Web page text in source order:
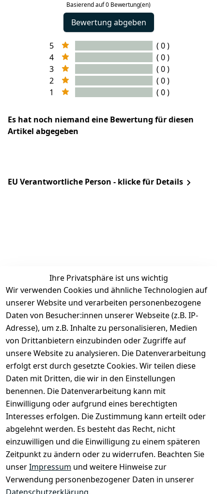
Basierend auf 0 Bewertung(en)
Bewertung abgeben
5
( 0 )
4
( 0 )
3
( 0 )
2
( 0 )
1
( 0 )
Es hat noch niemand eine Bewertung für diesen
Artikel abgegeben
EU Verantwortliche Person - klicke für Details
Ihre Privatsphäre ist uns wichtig
Wir verwenden Cookies und ähnliche Technologien auf
unserer Website und verarbeiten personenbezogene
Daten von Besucher:innen unserer Webseite (z.B. IP-
Adresse), um z.B. Inhalte zu personalisieren, Medien
von Drittanbietern einzubinden oder Zugriffe auf
unsere Website zu analysieren. Die Datenverarbeitung
erfolgt erst durch gesetzte Cookies. Wir teilen diese
Daten mit Dritten, die wir in den Einstellungen
benennen. Die Datenverarbeitung kann mit
Einwilligung oder aufgrund eines berechtigten
Interesses erfolgen. Die Zustimmung kann erteilt oder
abgelehnt werden. Es besteht das Recht, nicht
einzuwilligen und die Einwilligung zu einem späteren
Zeitpunkt zu ändern oder zu widerrufen. Beachten Sie
unserImpressum und weitere Hinweise zur
Verwendung personenbezogener Daten in unserer
Rechtliches
AGB
Impressum
Datenschutze
rklärung
Widerrufsrec
ht
Services
Kontakt
Kundenservic
e
Zahlung &
Versand
Batteriegeset
z
Newsletter
Unsere
Partner
FAQ
Zahlung &
Versand
Kontakt
+49
Mail:
info@select
Unter den
Weingärten 42
63546
Hammersbach
selected-lights
selected-